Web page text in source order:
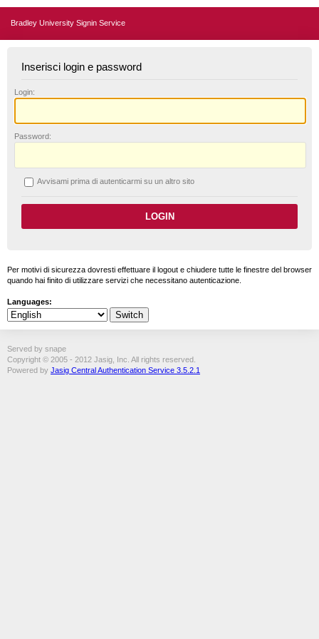
Bradley University Signin Service
Inserisci login e password
L ogin:
Password:
Avvisami prima di autenticarmi su un altro sito
Per motivi di sicurezza dovresti effettuare il logout e chiudere tutte le finestre del browser
quando hai finito di utilizzare servizi che necessitano autenticazione.
Languages:
Served by snape
Copyright © 2005 - 2012 Jasig, Inc. All rights reserved.
Powered by Jasig Central Authentication Service 3.5.2.1